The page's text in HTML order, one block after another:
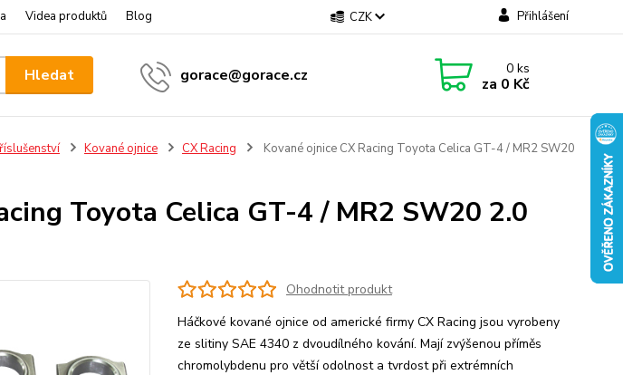
Videa produktů Blog CZK Přihlášení
Hledat gorace@gorace.cz 0ks
za 0 Kč
Kované ojnice CX Racing
Kované ojnice CX Racing Toyota Celica GT-4 / MR2 SW20
Toyota Celica GT-4 / MR2 SW20 2.0
Ohodnotit produkt
Háčkové kované ojnice od americké firmy CX Racing jsou vyrobeny
ze slitiny SAE 4340 z dvoudílného kování. Mají zvýšenou příměs
chromolybdenu pro větší odolnost a tvrdost při extrémních